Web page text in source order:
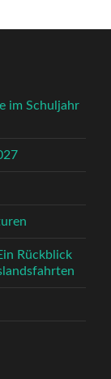
im Schuljahr
Rückblick